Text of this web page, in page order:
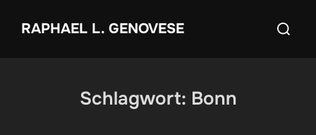
InhaltRAPHAEL L. GENOVESE
Suchen
Schlagwort: Bonn